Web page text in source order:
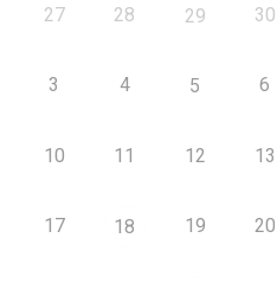
27 28 29 30
3 4 5 6
10 11 12 13
17 18 19 20